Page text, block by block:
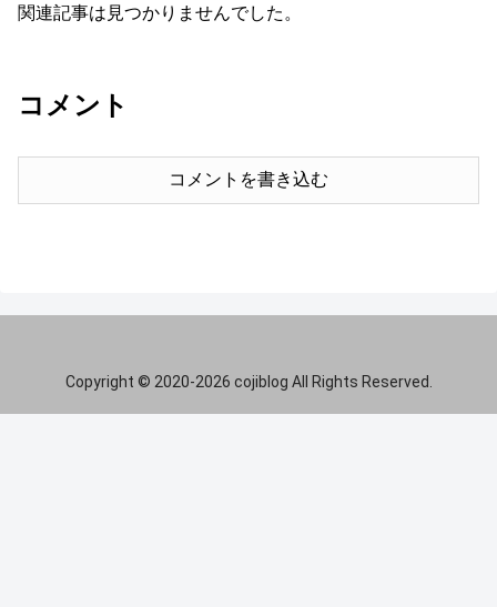
関連記事は見つかりませんでした。
コメント
コメントを書き込む
Copyright © 2020-2026 cojiblog All Rights Reserved.